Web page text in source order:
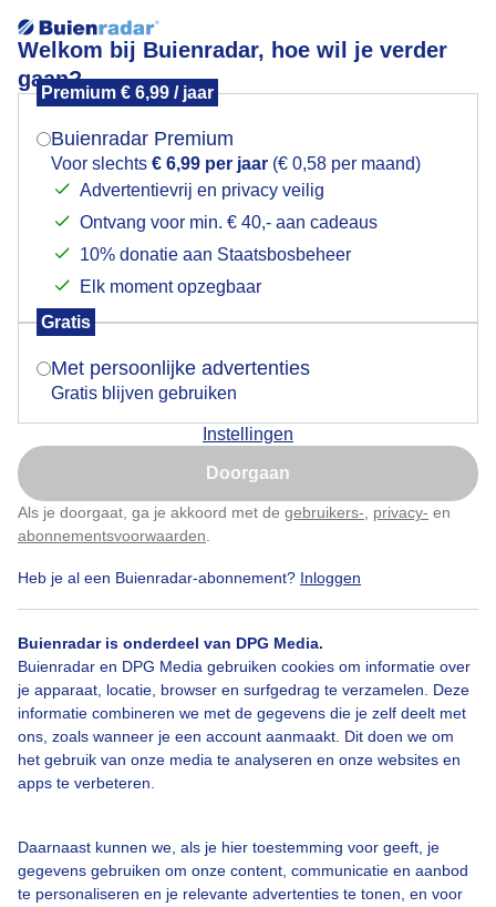
Welkom bij Buienradar, hoe wil je verder
gaan?
Premium € 6,99 / jaar
Buienradar Premium
Voor slechts € 6,99 per jaar (€ 0,58 per maand)
Advertentievrij en privacy veilig
Ontvang voor min. € 40,- aan cadeaus
10% donatie aan Staatsbosbeheer
Elk moment opzegbaar
Gratis
Met persoonlijke advertenties
Gratis blijven gebruiken
Instellingen
Doorgaan
Als je doorgaat, ga je akkoord met de gebruikers- privacy- en
abonnementsvoorwaarden
Heb je al een Buienradar-abonnement? Inloggen
Buienradar is onderdeel van DPG Media.
Buienradar en DPG Media gebruiken cookies om informatie over
je apparaat, locatie, browser en surfgedrag te verzamelen. Deze
informatie combineren we met de gegevens die je zelf deelt met
ons, zoals wanneer je een account aanmaakt. Dit doen we om
het gebruik van onze media te analyseren en onze websites en
apps te verbeteren.
Daarnaast kunnen we, als je hier toestemming voor geeft, je
gegevens gebruiken om onze content, communicatie en aanbod
te personaliseren en je relevante advertenties te tonen, en voor
Schapenwolkjes in blauwe lucht.
Door: Adri Joosse Gemaakt: 16-06-2026, 39x bekeken
Bekijk slideshow
Een moment geduld aub...
Mogen we je locatie gebruiken voor het
Indien je hier nog geen akkoord op hebt gegeven,
verschijnt er zo een pop-up uit je browser waarin
Is goed, toon de popup
Nu niet, misschien later
Klik hierom dit aan te passen